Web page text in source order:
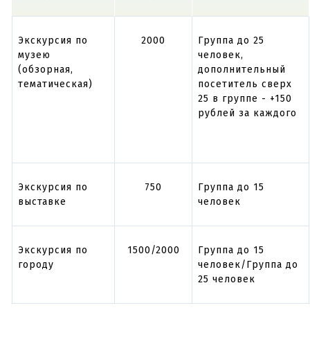
Экскурсия по
музею
(обзорная,
тематическая)
2000
Группа до 25
человек,
дополнительный
посетитель сверх
25 в группе - +150
рублей за каждого
Экскурсия по
выставке
750
Группа до 15
человек
Экскурсия по
городу
1500/2000
Группа до 15
человек/Группа до
25 человек